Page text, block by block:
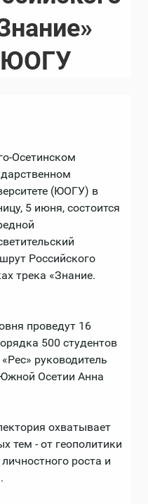
ЮОГУ
Осетинском
(ЮОГУ) в
5 июня, состоится
Российского
трека «Знание.
проведут 16
500 студентов
руководитель
Осетии Анна
охватывает
тем - от геополитики
роста и